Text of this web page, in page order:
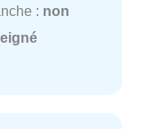
: non